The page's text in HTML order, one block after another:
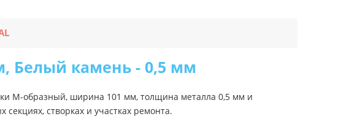
Белый камень - 0,5 мм
М-образный, ширина 101 мм, толщина металла 0,5 мм и
створках и участках ремонта.